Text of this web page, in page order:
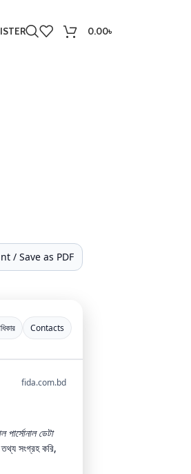
0.00৳
/ Save as PDF
Contacts
fida.com.bd
পার্সোনাল ডেটা
সংগ্রহ করি,